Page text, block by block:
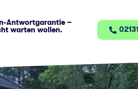
Antwortgarantie –
warten wollen.